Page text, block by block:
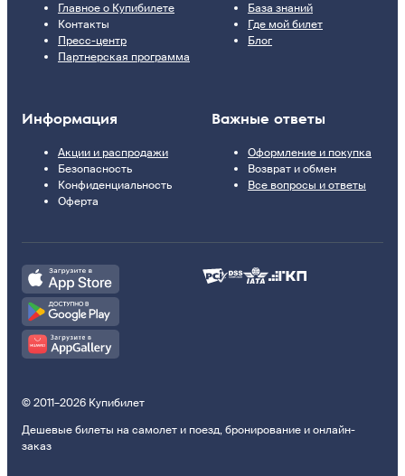
Главное о Купибилете
Контакты
Пресс-центр
Партнерская программа
База знаний
Где мой билет
Блог
Информация
Акции и распродажи
Безопасность
Конфиденциальность
Оферта
Важные ответы
Оформление и покупка
Возврат и обмен
Все вопросы и ответы
© 2011–2026 Купибилет
Дешевые билеты на самолет и поезд, бронирование и онлайн-
заказ